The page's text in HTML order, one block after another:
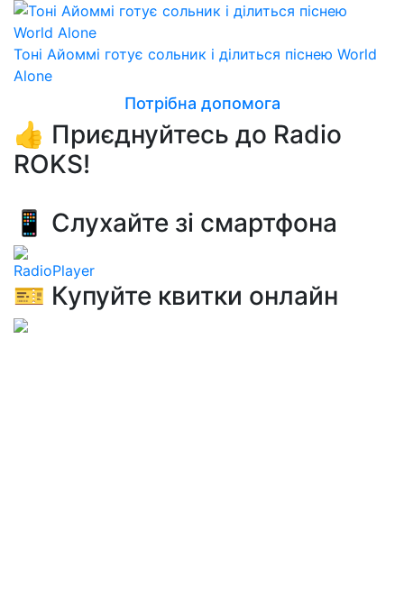
Тоні Айоммі готує сольник і ділиться піснею World
Alone
Потрібна допомога
👍 Приєднуйтесь до Radio
ROKS!
📱 Слухайте зі смартфона
RadioPlayer
🎫 Купуйте квитки онлайн